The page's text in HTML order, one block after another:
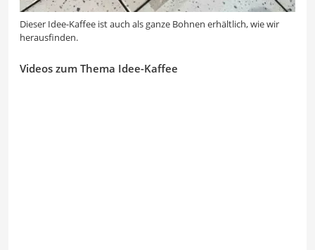
Dieser Idee-Kaffee ist auch als ganze Bohnen erhältlich, wie wir
herausfinden.
Videos zum Thema Idee-Kaffee